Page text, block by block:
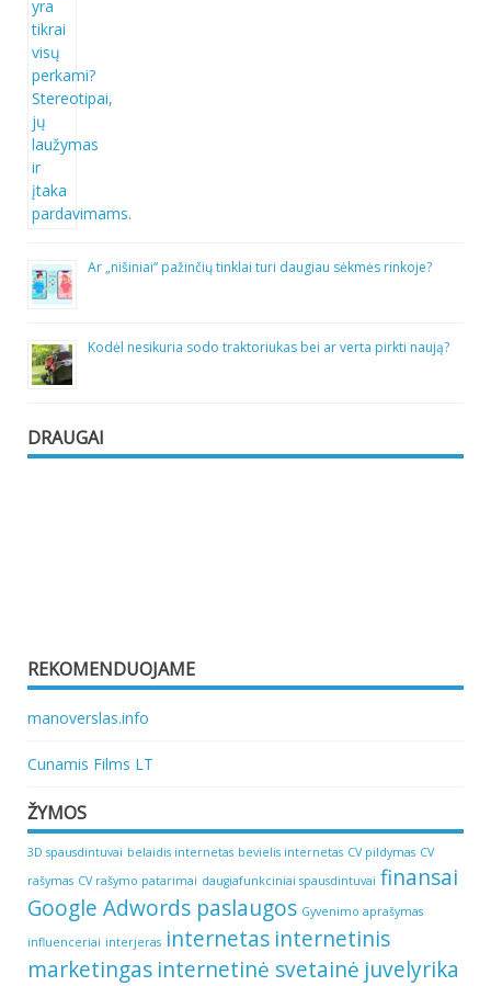
Ar „nišiniai“ pažinčių tinklai turi daugiau sėkmės rinkoje?
Kodėl nesikuria sodo traktoriukas bei ar verta pirkti naują?
DRAUGAI
REKOMENDUOJAME
manoverslas.info
Cunamis Films LT
ŽYMOS
3D spausdintuvai belaidis internetas bevielis internetas CV pildymas CV
rašymas CV rašymo patarimai daugiafunkciniai spausdintuvai finansai
Google Adwords paslaugos Gyvenimo aprašymas
influenceriai interjeras internetas internetinis
marketingas internetinė svetainė juvelyrika